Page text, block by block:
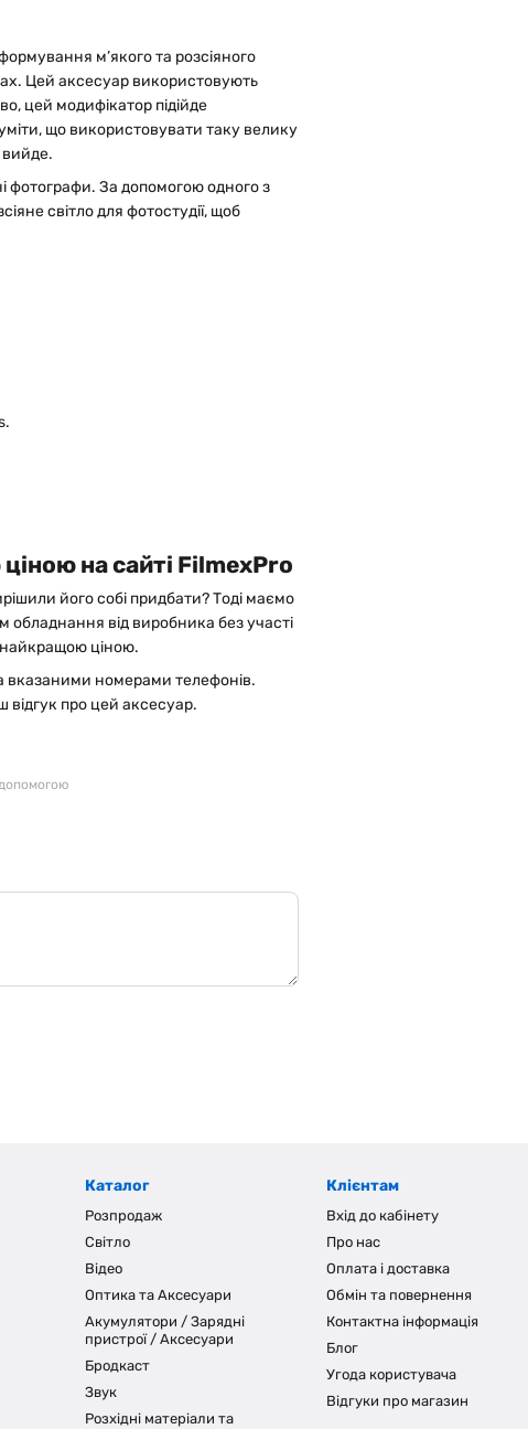
м’якого та розсіяного
Цей аксесуар використовують
цей модифікатор підійде
що використовувати таку велику
вийде.
фотографи. За допомогою одного з
світло для фотостудії, щоб
на сайті FilmexPro
його собі придбати? Тоді маємо
від виробника без участі
ціною.
вказаними номерами телефонів.
про цей аксесуар.
Каталог
Розпродаж
Світло
Відео
Оптика та Аксесуари
Акумулятори / Зарядні
пристрої / Аксесуари
Бродкаст
Звук
Розхідні матеріали та
Клієнтам
Вхід до кабінету
Про нас
Оплата і доставка
Обмін та повернення
Контактна інформація
Блог
Угода користувача
Відгуки про магазин